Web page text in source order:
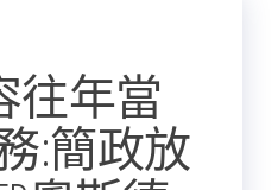
往年當
:簡政放